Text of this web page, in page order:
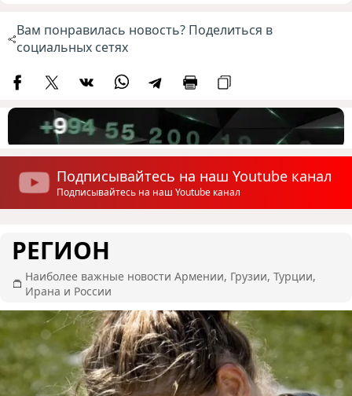
Вам понравилась новость? Поделиться в
социальных сетях
Подписывайтесь на наш Youtube канал
Подписывайтесь на наш Youtube канал
РЕГИОН
Наиболее важные новости Армении, Грузии, Турции,
Ирана и России